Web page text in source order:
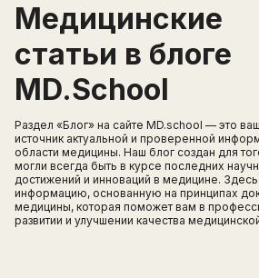
Медицинские
статьи в блоге
MD.School
Раздел «Блог» на сайте MD.school — это
источник актуальной и проверенной
области медицины. Наш блог создан для
могли всегда быть в курсе последних
достижений и инноваций в медицине.
информацию, основанную на принципах
медицины, которая поможет вам в
развитии и улучшении качества